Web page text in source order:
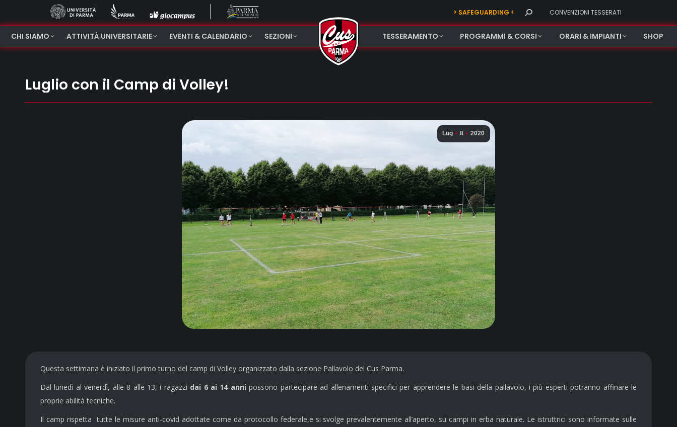
> SAFEGUARDING < Search: CONVENZIONI TESSERATI
CHI SIAMO ATTIVITÀ UNIVERSITARIE EVENTI & CALENDARIO SEZIONI TESSERAMENTO PROGRAMMI & CORSI ORARI & IMPIANTI SHOP
Luglio con il Camp di Volley!
Lug 8 2020
Questa settimana è iniziato il primo turno del camp di Volley organizzato dalla sezione Pallavolo del Cus Parma.
Dal lunedì al venerdì, alle 8 alle 13, i ragazzi dai 6 ai 14 anni possono partecipare ad allenamenti specifici per apprendere le basi della pallavolo, i più esperti potranno affinare le
proprie abilità tecniche.
Il camp rispetta tutte le misure anti-covid adottate come da protocollo federale,e si svolge prevalentemente all’aperto, su campi in erba naturale. Le istruttrici sono informate sulle